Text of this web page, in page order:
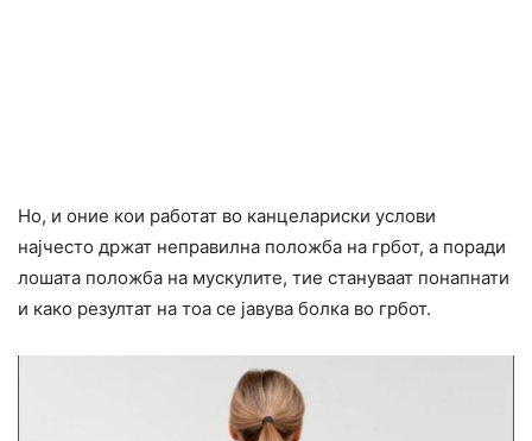
Но, и оние кои работат во канцелариски услови
најчесто држат неправилна положба на грбот, а поради
лошата положба на мускулите, тие стануваат понапнати
и како резултат на тоа се јавува болка во грбот.